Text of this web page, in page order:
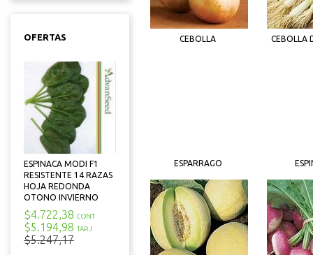
OFERTAS
ESPINACA MODI F1
RESISTENTE 14 RAZAS
HOJA REDONDA
OTONO INVIERNO
$4.722,38 CONT
$5.194,98 TARJ
$5.247,17
CEBOLLA CEBOLLA
ESPARRAGO